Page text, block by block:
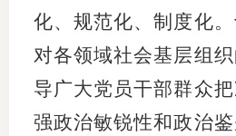
化、规范化、制度化
对各领域社会基层组织
导广大党员干部群众
强政治敏锐性和政治